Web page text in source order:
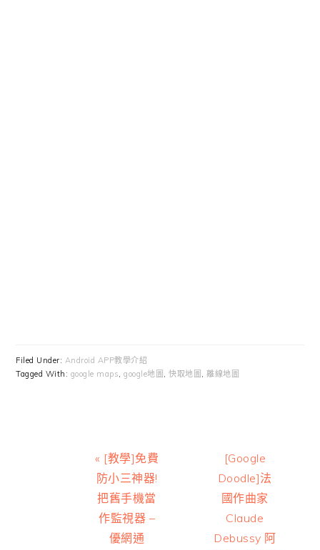
Filed Under: Android APP教學介紹
Tagged With: google maps,google地圖 ,快取地圖 ,離線地圖
Previous
Post:
« [教學]免費
防小三神器!
把舊手機當
作監視器 –
優網通
Next
Post:
[Google
Doodle]法
國作曲家
Claude
Debussy 阿